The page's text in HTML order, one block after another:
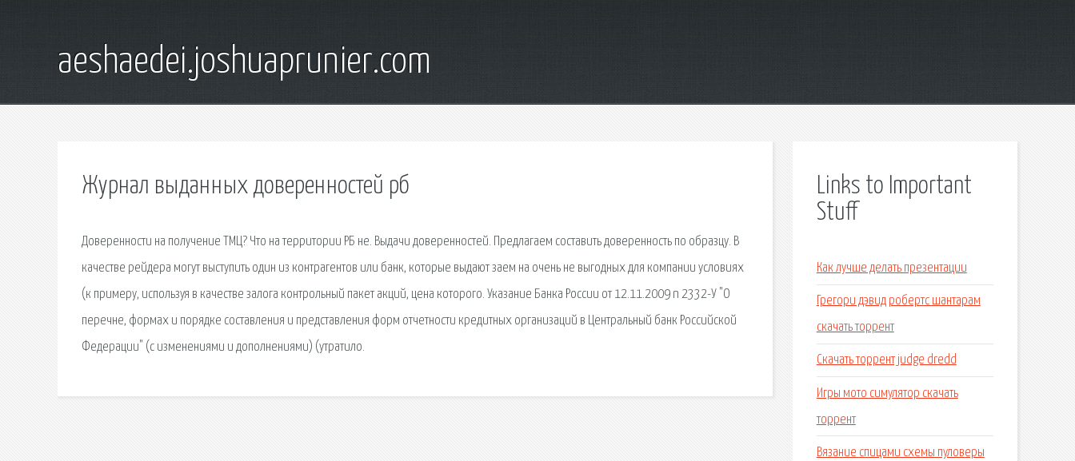
aeshaedei.joshuaprunier.com
Журнал выданных доверенностей рб
Доверенности на получение ТМЦ? Что на территории РБ не. Выдачи доверенностей. Предлагаем составить доверенность по образцу. В
качестве рейдера могут выступить один из контрагентов или банк, которые выдают заем на очень не выгодных для компании условиях
(к примеру, используя в качестве залога контрольный пакет акций, цена которого. Указание Банка России от 12.11.2009 n 2332-У "О
перечне, формах и порядке составления и представления форм отчетности кредитных организаций в Центральный банк Российской
Федерации" (с изменениями и дополнениями) (утратило.
Links to Important
Stuff
Как лучше делать презентации
Грегори дэвид робертс шантарам
скачать торрент
Скачать торрент judge dredd
Игры мото симулятор скачать
торрент
Вязание спицами схемы пуловеры